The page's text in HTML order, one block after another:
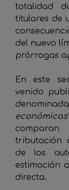
totalidad
titulares de
del nuevo
prórrogas
En este
venido
económicas
tributación
de los
estimación
directa.